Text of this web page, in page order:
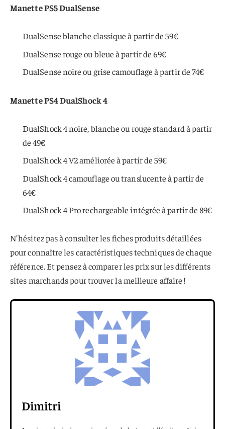
Manette PS5 DualSense
DualSense blanche classique à partir de 59€
DualSense rouge ou bleue à partir de 69€
DualSense noire ou grise camouflage à partir de 74€
Manette PS4 DualShock 4
DualShock 4 noire, blanche ou rouge standard à partir
de 49€
DualShock 4 V2 améliorée à partir de 59€
DualShock 4 camouflage ou translucente à partir de
64€
DualShock 4 Pro rechargeable intégrée à partir de 89€
N’hésitez pas à consulter les fiches produits détaillées
pour connaître les caractéristiques techniques de chaque
référence. Et pensez à comparer les prix sur les différents
sites marchands pour trouver la meilleure affaire !
Dimitri